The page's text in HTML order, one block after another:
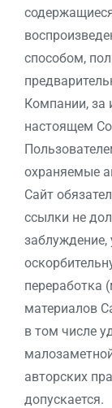
способом,
Компании, за
настоящем
охраняемые
Сайт
ссылки не
переработка
материалов
в том числе
авторских
допускается.